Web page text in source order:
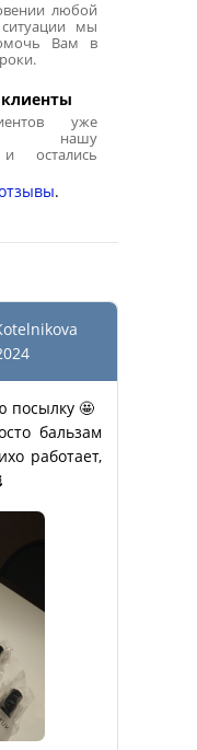
любой
мы
Вам в
уже
нашу
остались
.
посылку 🤩
бальзам
работает,